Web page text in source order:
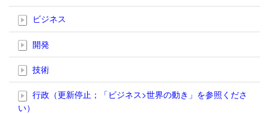
ビジネス
開発
技術
行政（更新停止；「ビジネス>世界の動き」を参照くださ
い）